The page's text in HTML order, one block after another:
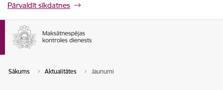
Pārvaldīt sīkdatnes
Sākums Aktualitātes Jaunumi